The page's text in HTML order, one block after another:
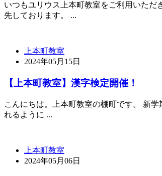
いつもユリウス上本町教室をご利用いた
先しております。 ...
上本町教室
2024年05月15日
【上本町教室】漢字検定開催！
こんにちは。上本町教室の棚町です。 新
れるように ...
上本町教室
2024年05月06日